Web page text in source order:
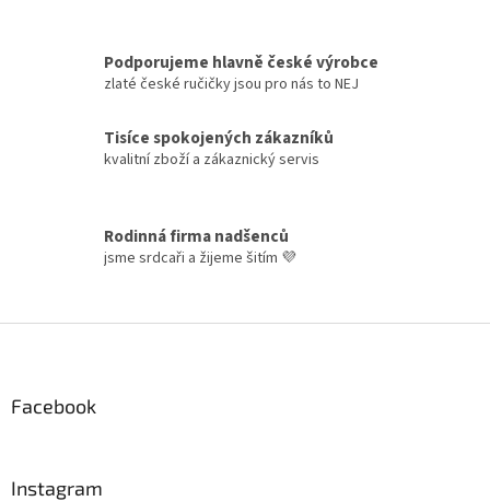
k
y
ý
p
Podporujeme hlavně české výrobce
zlaté české ručičky jsou pro nás to NEJ
Tisíce spokojených zákazníků
kvalitní zboží a zákaznický servis
Rodinná firma nadšenců
jsme srdcaři a žijeme šitím 💜
Facebook
Instagram